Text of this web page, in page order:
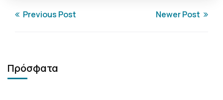
Previous Post Newer Post
Πρόσφατα